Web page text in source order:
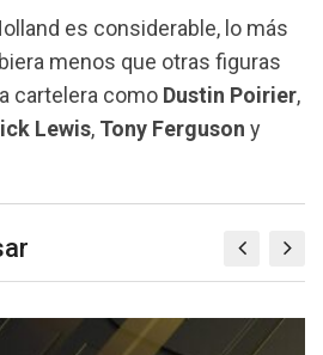
es considerable, lo más
menos que otras figuras
cartelera como Dustin Poirier,
Lewis, Tony Ferguson y